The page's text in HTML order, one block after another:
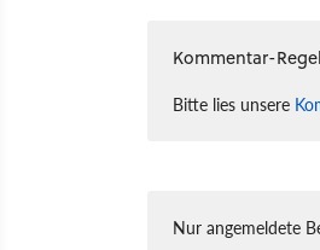
Kommentar-
Bitte lies unsere
Nur angemeldete